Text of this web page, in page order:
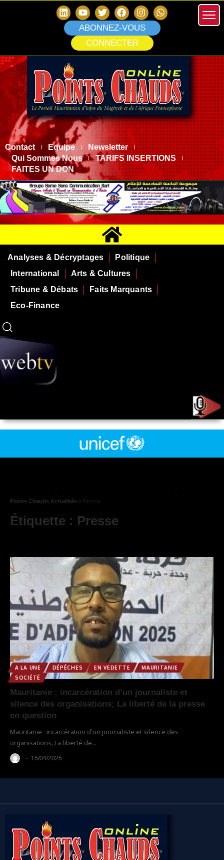
ABONNEZ-VOUS
CONNECTER
Contact Equipe
Newsletter
Qui Sommes Nous
TARIFS INSERTIONS
FAITES UN DON
Analyses & Décryptages
Politique
International
Arts & Cultures
Tribune & Débats
Faits Marquants
Eco-Finance
Points Chauds Actualités >
Étiquette : Presse
A LA UNE DÉPÊCHES EN VEDETTE
MAURITANIE
SOCIÉTÉ
Mauritanie : incarcération d’un journaliste et
silence des organisations; La liberté de la presse
en question
Mauritanie : incarcération d’un journaliste et silence des
organisations; La liberté de…
15/04/2025